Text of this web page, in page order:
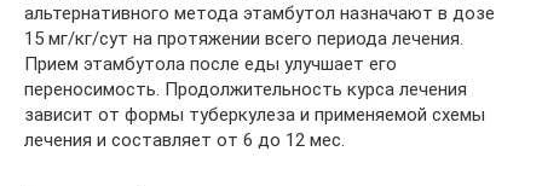
альтернативного метода этамбутол назначают в дозе
15 мг/кг/сут на протяжении всего периода лечения.
Прием этамбутола после еды улучшает его
переносимость. Продолжительность курса лечения
зависит от формы туберкулеза и применяемой схемы
лечения и составляет от 6 до 12 мес.